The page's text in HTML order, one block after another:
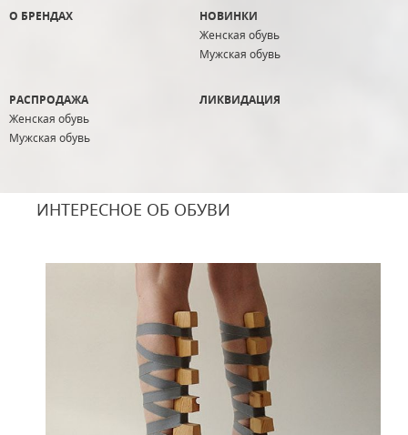
О БРЕНДАХ
НОВИНКИ
Женская обувь
Мужская обувь
РАСПРОДАЖА
Женская обувь
Мужская обувь
ЛИКВИДАЦИЯ
ИНТЕРЕСНОЕ ОБ ОБУВИ